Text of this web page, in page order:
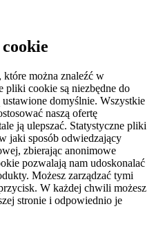
można znaleźć w
pliki cookie są niezbędne do
ustawione domyślnie. Wszystkie
naszą ofertę
ją ulepszać. Statystyczne pliki
jaki sposób odwiedzający
zbierając anonimowe
pozwalają nam udoskonalać
Możesz zarządzać tymi
W każdej chwili możesz
stronie i odpowiednio je